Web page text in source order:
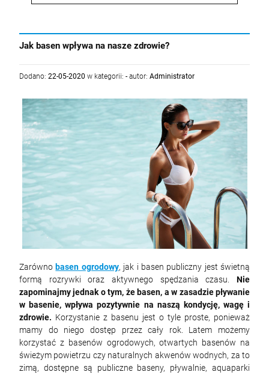
Jak basen wpływa na nasze zdrowie?
Dodano: 22-05-2020 w kategorii: - autor: Administrator
Zarówno basen ogrodowy, jak i basen publiczny jest świetną
formą rozrywki oraz aktywnego spędzania czasu. Nie
zapominajmy jednak o tym, że basen, a w zasadzie pływanie
w basenie, wpływa pozytywnie na naszą kondycję, wagę i
zdrowie. Korzystanie z basenu jest o tyle proste, ponieważ
mamy do niego dostęp przez cały rok. Latem możemy
korzystać z basenów ogrodowych, otwartych basenów na
świeżym powietrzu czy naturalnych akwenów wodnych, za to
zimą, dostępne są publiczne baseny, pływalnie, aquaparki